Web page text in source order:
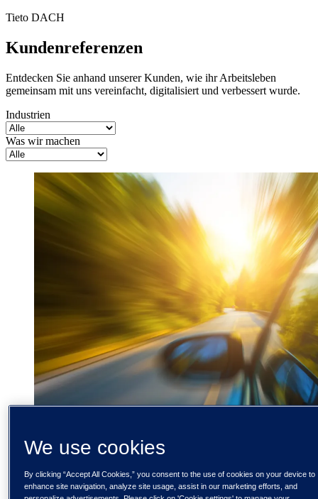
Tieto DACH
Kundenreferenzen
Entdecken Sie anhand unserer Kunden, wie ihr Arbeitsleben
gemeinsam mit uns vereinfacht, digitalisiert und verbessert wurde.
Industrien
Was wir machen
We use cookies
By clicking “Accept All Cookies,” you consent to the use of cookies on your device to
enhance site navigation, analyze site usage, assist in our marketing efforts, and